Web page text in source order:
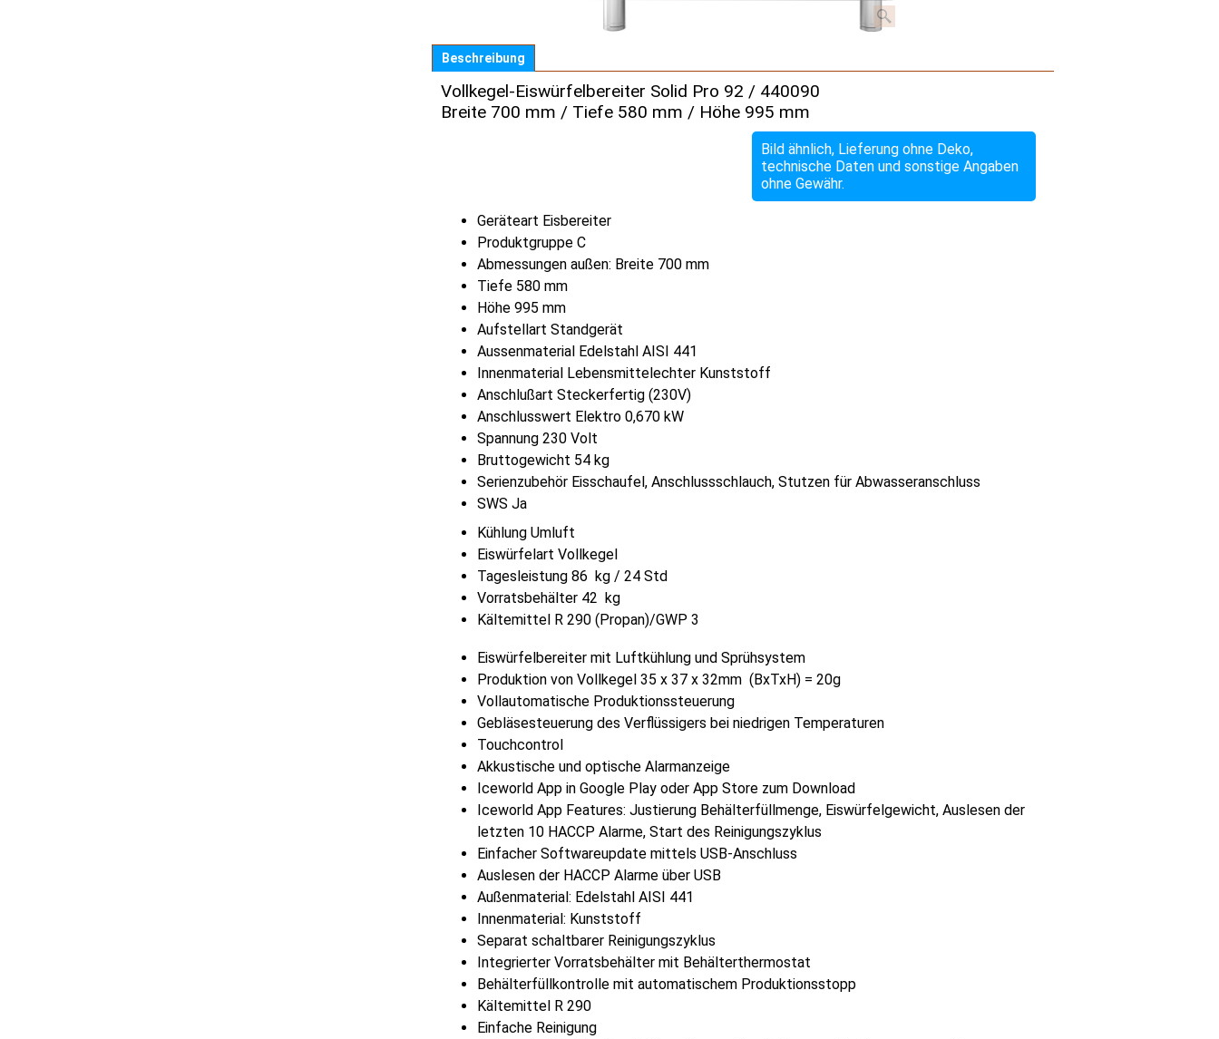
Beschreibung
Vollkegel-Eiswürfelbereiter Solid Pro 92 / 440090
Breite 700 mm / Tiefe 580 mm / Höhe 995 mm
Bild ähnlich, Lieferung ohne Deko,
technische Daten und sonstige Angaben
ohne Gewähr.
Geräteart Eisbereiter
Produktgruppe C
Abmessungen außen: Breite 700 mm
Tiefe 580 mm
Höhe 995 mm
Aufstellart Standgerät
Aussenmaterial Edelstahl AISI 441
Innenmaterial Lebensmittelechter Kunststoff
Anschlußart Steckerfertig (230V)
Anschlusswert Elektro 0,670 kW
Spannung 230 Volt
Bruttogewicht 54 kg
Serienzubehör Eisschaufel, Anschlussschlauch, Stutzen für Abwasseranschluss
SWS Ja
Kühlung Umluft
Eiswürfelart Vollkegel
Tagesleistung 86 kg / 24 Std
Vorratsbehälter 42 kg
Kältemittel R 290 (Propan)/GWP 3
Eiswürfelbereiter mit Luftkühlung und Sprühsystem
Produktion von Vollkegel 35 x 37 x 32mm (BxTxH) = 20g
Vollautomatische Produktionssteuerung
Gebläsesteuerung des Verflüssigers bei niedrigen Temperaturen
Touchcontrol
Akkustische und optische Alarmanzeige
Iceworld App in Google Play oder App Store zum Download
Iceworld App Features: Justierung Behälterfüllmenge, Eiswürfelgewicht, Auslesen der
letzten 10 HACCP Alarme, Start des Reinigungszyklus
Einfacher Softwareupdate mittels USB-Anschluss
Auslesen der HACCP Alarme über USB
Außenmaterial: Edelstahl AISI 441
Innenmaterial: Kunststoff
Separat schaltbarer Reinigungszyklus
Integrierter Vorratsbehälter mit Behälterthermostat
Behälterfüllkontrolle mit automatischem Produktionsstopp
Kältemittel R 290
Einfache Reinigung